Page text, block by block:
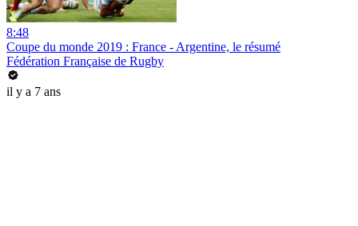
8:48
Coupe du monde 2019 : France - Argentine, le résumé
Fédération Française de Rugby
il y a 7 ans